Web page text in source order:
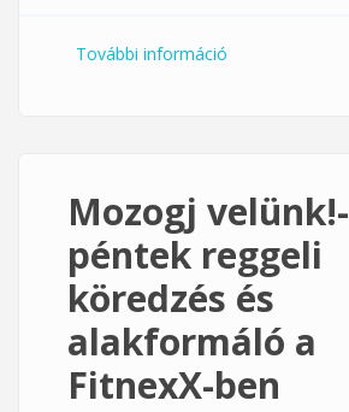
További információ
Mozogj velünk!-
péntek reggeli
köredzés és
alakformáló a
FitnexX-ben